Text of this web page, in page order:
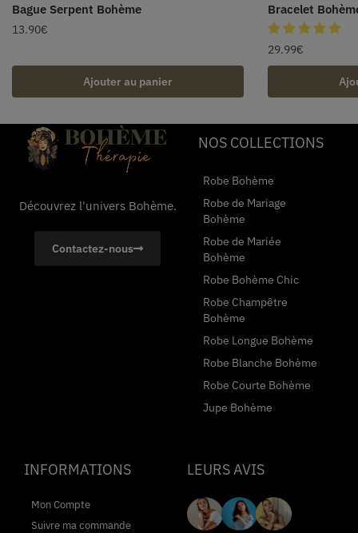
Bague Serpent Bohème
13.90€
Ajouter au panier
Bracelet
29.99€
Découvrez l'univers Bohème.
Contactez-nous
NOS COLLECTIONS
Robe Bohème
Robe de Mariage
Bohème
Robe de Mariée
Bohème
Robe Bohème Chic
Robe Champêtre
Bohème
Robe Longue Bohème
Robe Blanche Bohème
Robe Courte Bohème
Jupe Bohème
INFORMATIONS
Mon Compte
Suivre ma commande
LEURS AVIS